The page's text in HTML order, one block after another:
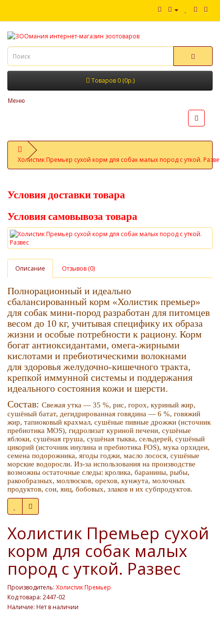
Товаров 0 (0р.)
Меню
Холистик Премьер сухой корм для собак малых пород с уткой.
Условия доставки товара
Условия самовывоза товара
Описание Отзывов (0)
Полнорационный и идеально
сбалансированный корм «Холистик премьер»
для собак мини-пород разработан для питомцев
весом до 10 кг, учитывая специфику их образа
жизни и особые потребности к рациону. Корм
богат антиоксидантами, омега-жирными
кислотами и пребиотическими волокнами
для здоровья желудочно-кишечного тракта,
крепкой иммунной системы и поддержания
идеального состояния кожи и шерсти.
Состав: Свежая утка — 35 %, рис, горох, куриный жир,
сушёный батат, дегидрированная говядина — 6 %, говяжий
жир, тапиоковый крахмал, сушёные пивные дрожжи (источник
пребиотика MOS), гидролизат куриной печени, сушёные
яблоки, сушёная груша, сушёная тыква, сельдерей, сушёный
цикорий (источник инулина и пребиотика FOS), мука орхидеи,
семена подорожника, ягоды годжи, масло лосося, сушёные
морские водоросли. Из-за использования на производстве
возможны остаточные следы: кролика, баранины, рыбы,
ракообразных, моллюсков, орехов, кунжута, молочных
продуктов, сои, яиц, бобовых, злаков и их субпродуктов.
Холистик Премьер сухой
корм для собак малых
пород с уткой. Развес
Производитель: Холистик Премьер
Код товара: 2447-02
Наличие: Нет в наличии